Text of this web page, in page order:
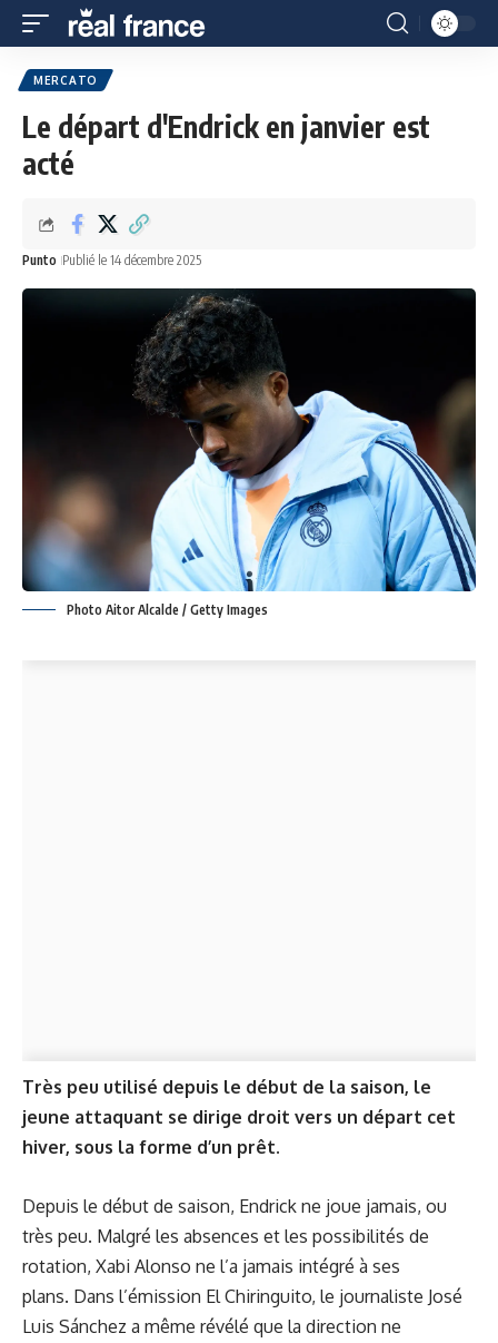
MERCATO
Le départ d'Endrick en janvier est
acté
Punto Publié le 14 décembre 2025
Photo Aitor Alcalde / Getty Images
Très peu utilisé depuis le début de la saison, le
jeune attaquant se dirige droit vers un départ cet
hiver, sous la forme d’un prêt.
Depuis le début de saison, Endrick ne joue jamais, ou
très peu. Malgré les absences et les possibilités de
rotation, Xabi Alonso ne l’a jamais intégré à ses
plans. Dans l’émission El Chiringuito, le journaliste José
Luis Sánchez a même révélé que la direction ne